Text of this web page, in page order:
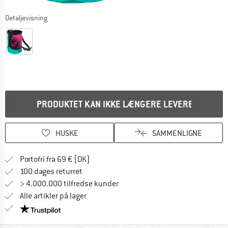
Detaljevisning
PRODUKTET KAN IKKE LÆNGERE LEVERES
HUSKE SAMMENLIGNE
Portofri fra 69 € (DK)
100 dages returret
> 4.000.000 tilfredse kunder
Alle artikler på lager
Vi er Trustpilot-certificeret - oplysningerne får du